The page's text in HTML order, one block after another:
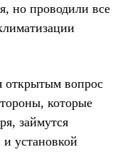
но проводили все
открытым вопрос
которые
займутся
установкой